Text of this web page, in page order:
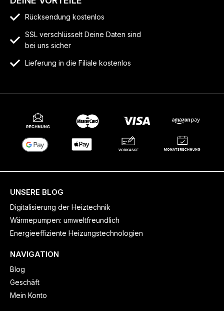
Rücksendung kostenlos
SSL verschlüsselt Deine Daten sind
bei uns sicher
Lieferung in die Filiale kostenlos
UNSERE BLOG
Digitalisierung der Heiztechnik
Wärmepumpen: umweltfreundlich
Energieeffiziente Heizungstechnologien
NAVIGATION
Blog
Geschäft
Mein Konto